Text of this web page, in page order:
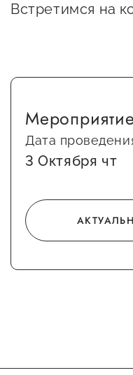
Общая
Органы
Документы
Контакты
Встретимся на
Дата
3 Октября чт